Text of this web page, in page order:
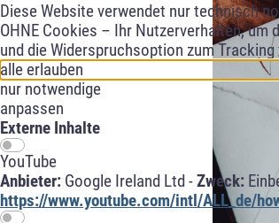
Diese Website verwendet nur technisch
OHNE Cookies – Ihr Nutzerverhalten,
und die Widerspruchsoption zum
alle erlauben
nur notwendige
anpassen
Externe Inhalte
YouTube
Anbieter: Google Ireland Ltd -Zweck:
https://www.youtube.com/intl/ALL_de/